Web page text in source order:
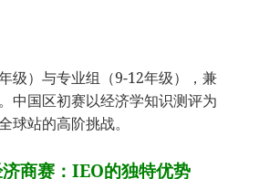
级）与专业组（9-12年级），兼
中国区初赛以经济学知识测评为
球站的高阶挑战。
商赛：IEO的独特优势